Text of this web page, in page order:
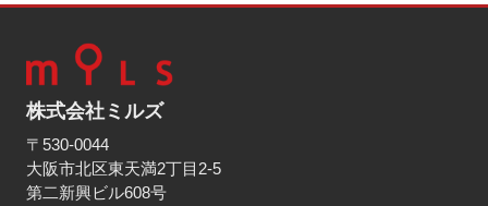
株式会社ミルズ
〒530-0044
大阪市北区東天満2丁目2-5
第二新興ビル608号